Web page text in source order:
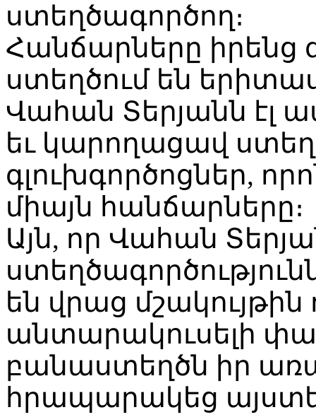
ստեղծագործող։
Հանճարները իրենց
ստեղծում են
Վահան Տերյանն էլ
եւ կարողացավ
գլուխգործոցներ,
միայն հանճարները։
Այն, որ Վահան
են վրաց
անտարակուսելի
բանաստեղծն իր
հրապարակեց